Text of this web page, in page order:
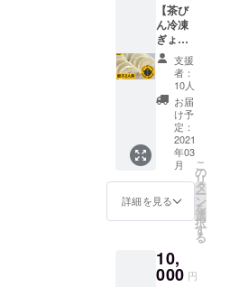
【茶び
ん冷凍
ぎょう
ざ２人
前〜
ちょっ
ぴりお
試し
コー
ス】
（追加
リター
ン） ・
茶びん
の冷凍
餃子２
お送り
しま
支援
者：
10人
お届
け予
定：
2021
年03
月
詳細を見る
こ
の
リ
タ
ー
ン
を
選
択
す
る
10,
000 円